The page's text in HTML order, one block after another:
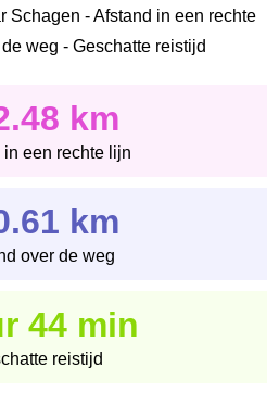
Schagen - Afstand in een rechte
weg - Geschatte reistijd
km
in een rechte lijn
km
over de weg
44 min
reistijd